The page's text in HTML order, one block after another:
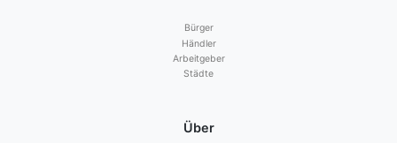
Bürger
Händler
Arbeitgeber
Städte
Über